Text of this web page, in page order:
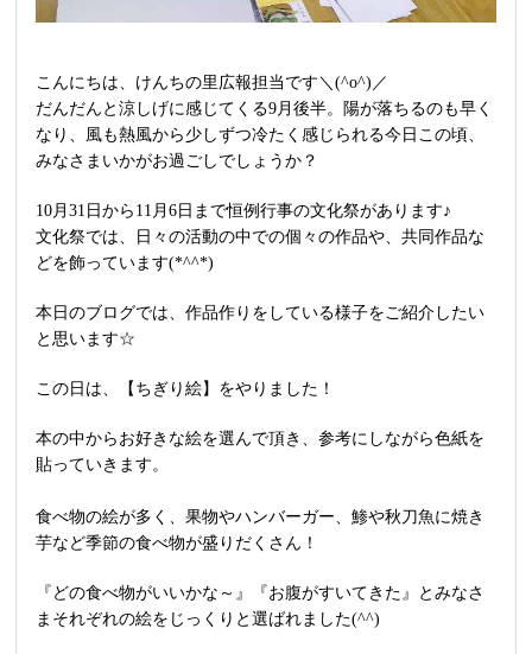
こんにちは、けんちの里広報担当です＼(^o^)／
だんだんと涼しげに感じてくる9月後半。陽が落ちるのも早く
なり、風も熱風から少しずつ冷たく感じられる今日この頃、
みなさまいかがお過ごしでしょうか？
10月31日から11月6日まで恒例行事の文化祭があります♪
文化祭では、日々の活動の中での個々の作品や、共同作品な
どを飾っています(*^^*)
本日のブログでは、作品作りをしている様子をご紹介したい
と思います☆
この日は、【ちぎり絵】をやりました！
本の中からお好きな絵を選んで頂き、参考にしながら色紙を
貼っていきます。
食べ物の絵が多く、果物やハンバーガー、鯵や秋刀魚に焼き
芋など季節の食べ物が盛りだくさん！
『どの食べ物がいいかな～』『お腹がすいてきた』とみなさ
まそれぞれの絵をじっくりと選ばれました(^^)